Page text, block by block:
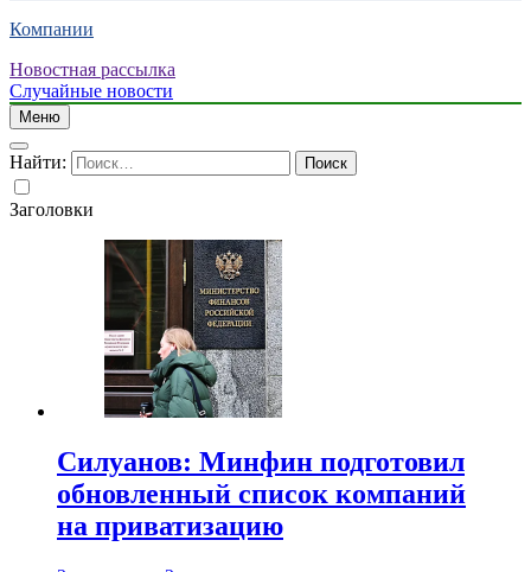
Компании
Новостная рассылка
Случайные новости
Меню
Найти:
Заголовки
Силуанов: Минфин подготовил
обновленный список компаний
на приватизацию